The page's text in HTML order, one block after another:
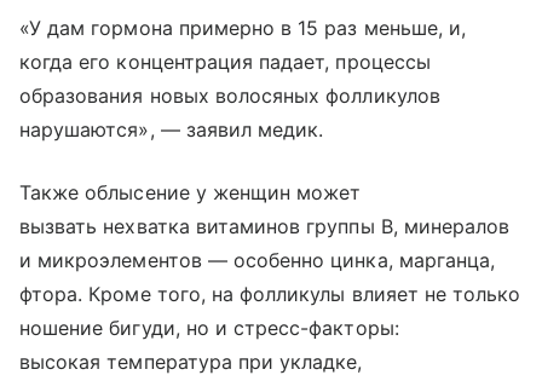
«У дам гормона примерно в 15 раз меньше, и,
когда его концентрация падает, процессы
образования новых волосяных фолликулов
нарушаются», — заявил медик.
Также облысение у женщин может
вызвать нехватка витаминов группы B, минералов
и микроэлементов — особенно цинка, марганца,
фтора. Кроме того, на фолликулы влияет не только
ношение бигуди, но и стресс-факторы:
высокая температура при укладке,